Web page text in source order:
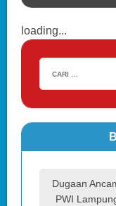
loading...
Dugaan
PWI